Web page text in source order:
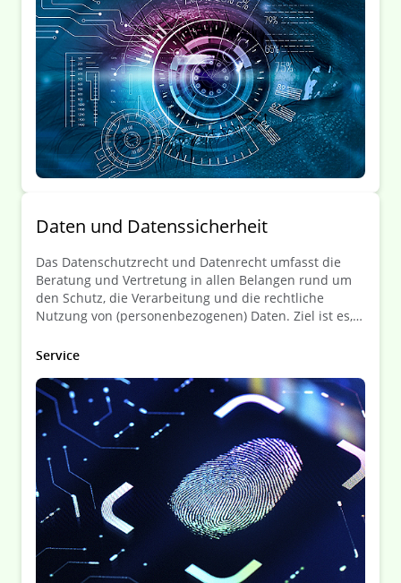
Gegebenheiten erfolgt.
Daten­ und Daten­ssicherheit
Das Datenschutzrecht und Datenrecht umfasst die
Beratung und Vertretung in allen Belangen rund um
den Schutz, die Verarbeitung und die rechtliche
Nutzung von (personenbezogenen) Daten. Ziel ist es,
Datenschutzbestimmungen zu unterstützen und
minimieren.
Service